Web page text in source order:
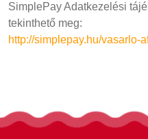
SimplePay Adatkezelési
tekinthető meg:
http://simplepay.hu/vasarlo-